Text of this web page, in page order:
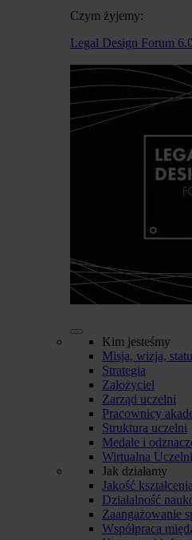
Czym żyjemy:
Legal Design Forum
Kim jesteśmy
Misja, wizja,
Strategia
Założyciel
Zarząd uczelni
Pracownicy
Struktura uczelni
Medale i
Wirtualna
Jak działamy
Jakość kształcenia
Działalność
Zaangażowanie
Współpraca